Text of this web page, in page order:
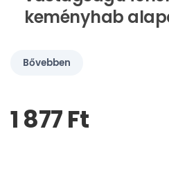
keményhab
Bővebben
Kérem,
hagyja
1 877 Ft‎